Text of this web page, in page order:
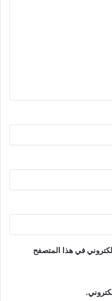
في هذا المتصفح